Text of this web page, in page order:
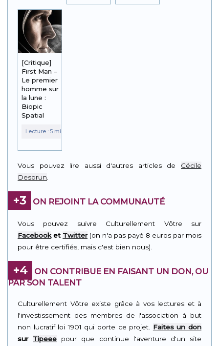
[Critique]
First Man –
Le premier
homme sur
la lune :
Biopic
Spatial
Vous pouvez lire aussi d'autres articles de Cécile
Desbrun.
+3 ON REJOINT LA COMMUNAUTÉ
Vous pouvez suivre Culturellement Vôtre sur
Facebooket Twitter(on n'a pas payé 8 euros par mois
pour être certifiés, mais c'est bien nous).
+4
ON CONTRIBUE EN FAISANT UN DON, OU
PAR SON TALENT
Culturellement Vôtre existe grâce à vos lectures et à
l'investissement des membres de l'association à but
non lucratif loi 1901 qui porte ce projet. Faites un don
sur Tipeee pour que continue l'aventure d'un site